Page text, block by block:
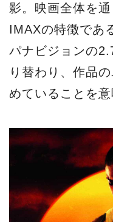
影。映画全体を
IMAXの特徴であ
パナビジョンの
り替わり、作品
めていることを意